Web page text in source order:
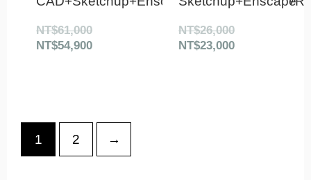
NT$61,000
NT$54,900
NT$26,000
NT$23,000
1 2 →